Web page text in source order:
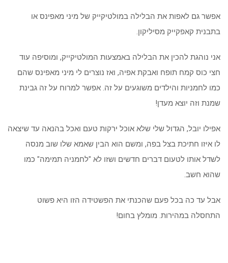
אפשר גם לאפות את הבלילה במולטיקייק של מיני מאפינס או
בתבנית קאפקייק מסיליקון.
אני נוהגת להכין את הבלילה באמצעות המולטיקייק, ומוסיפה עוד
חצי כוס קמח תופח ואבקת אפיה, ואז נוצרים לי מיני מאפינס שהם
כמו לחמניות והילדים משוגעים על זה. אפשר למרוח על זה גבינת
שמנת וזה יוצא מעדן!
אפילו יובל, הגדול שלי שלא אוכל ירקות טעם ואכל בהנאה עד שיצאה
לו איזו חתיכת בצל בפה, ומשם הוא הבין שאמא שלו שוב מנסה
לשדל אותו לטעום דברים חדשים ושזו לא "לחמניה תמימה" כמו
שהוא חשב.
אבל עד כה בכל פעם שהכנתי את הפשטידה הזו היא פשוט
התחסלה במהירות. מומלץ בחום!